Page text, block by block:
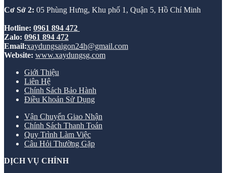
Cơ Sở 2: 05 Phùng Hưng, Khu phố 1, Quận 5, Hồ Chí Minh
Hotline: 0961 894 472
Zalo: 0961 894 472
Email:xaydungsaigon24h@gmail.com
Website: www.xaydungsg.com
Giới Thiệu
Liên Hệ
Chính Sách Bảo Hành
Điều Khoản Sử Dụng
Vận Chuyển Giao Nhận
Chính Sách Thanh Toán
Quy Trình Làm Việc
Câu Hỏi Thường Gặp
DỊCH VỤ CHÍNH